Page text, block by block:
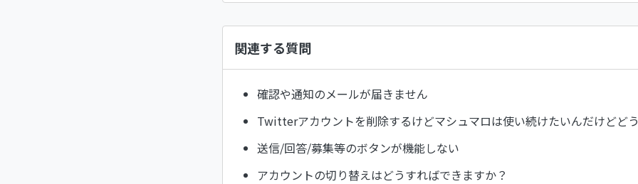
関連する質問
確認や通知のメールが届きません
Twitterアカウントを削除するけどマシュマロは使い続けたいんだけどど
送信/回答/募集等のボタンが機能しない
アカウントの切り替えはどうすればできますか？